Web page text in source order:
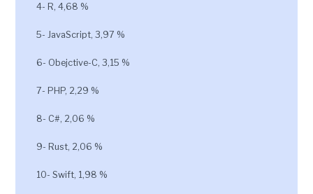
4- R, 4,68 %
5- JavaScript, 3,97 %
6- Obejctive-C, 3,15 %
7- PHP, 2,29 %
8- C#, 2,06 %
9- Rust, 2,06 %
10- Swift, 1,98 %